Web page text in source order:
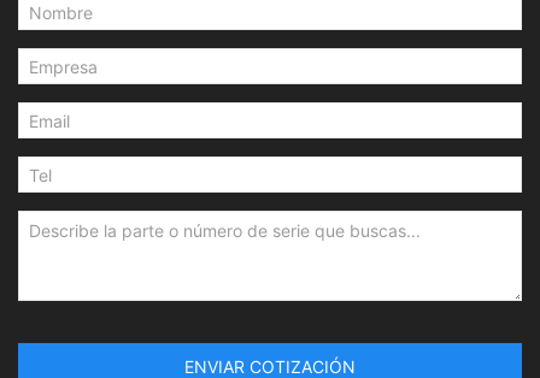
ENVIAR COTIZACIÓN